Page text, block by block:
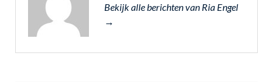
Bekijk alle berichten van Ria Engel
→